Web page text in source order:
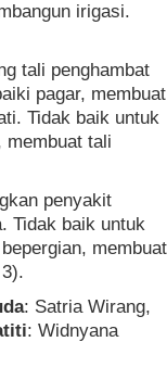
irigasi.
tali penghambat
pagar, membuat
Tidak baik untuk
membuat tali
penyakit
Tidak baik untuk
membuat
: Satria Wirang,
: Widnyana